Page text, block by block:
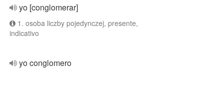
yo [conglomerar]
1. osoba liczby pojedynczej, presente,
indicativo
yo conglomero